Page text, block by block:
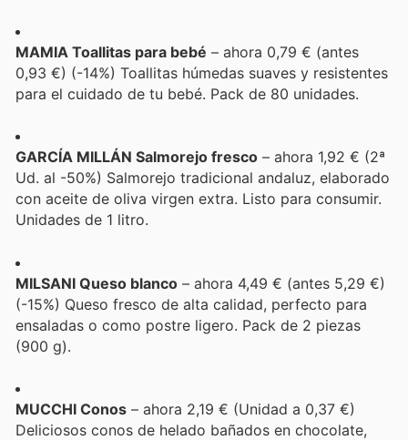
MAMIA Toallitas para bebé – ahora 0,79 € (antes
0,93 €) (-14%) Toallitas húmedas suaves y resistentes
para el cuidado de tu bebé. Pack de 80 unidades.
GARCÍA MILLÁN Salmorejo fresco – ahora 1,92 € (2ª
Ud. al -50%) Salmorejo tradicional andaluz, elaborado
con aceite de oliva virgen extra. Listo para consumir.
Unidades de 1 litro.
MILSANI Queso blanco – ahora 4,49 € (antes 5,29 €)
(-15%) Queso fresco de alta calidad, perfecto para
ensaladas o como postre ligero. Pack de 2 piezas
(900 g).
MUCCHI Conos – ahora 2,19 € (Unidad a 0,37 €)
Deliciosos conos de helado bañados en chocolate,